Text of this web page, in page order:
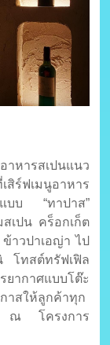
หารสเปนแนว
ร์ฟเมนูอาหาร
แบบ “ทาปาส”
เปน คร็อกเก็ต
าวปาเอญ่า ไป
โทสต์ทรัฟเฟิล
ากาศแบบโต๊ะ
าสให้ลูกค้าทุก
ๆ ณ โครงการ